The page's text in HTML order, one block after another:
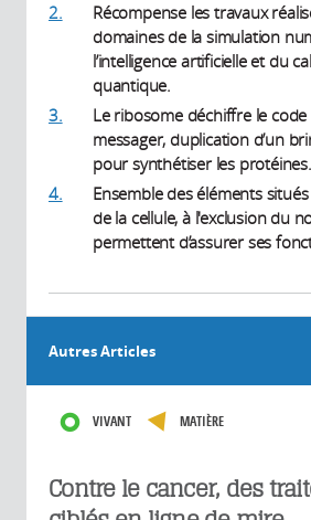
2.
Récompense les travaux
domaines de la simulation
l’intelligence artificielle et du
quantique.
3.
Le ribosome déchiffre le code
messager, duplication d’un
pour synthétiser les protéines.
4.
Ensemble des éléments
de la cellule, à l'exclusion du
permettent d’assurer ses
Autres Articles
VIVANT MATIÈRE
Contre le cancer, des